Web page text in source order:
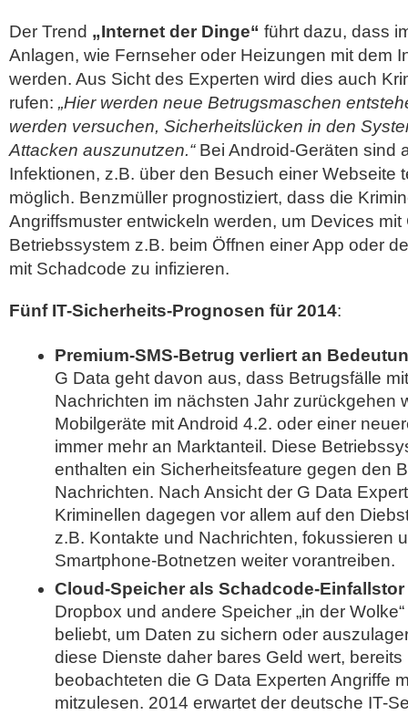
Der Trend „Internet der Dinge“ führt dazu, dass
Anlagen, wie Fernseher oder Heizungen mit dem
werden. Aus Sicht des Experten wird dies auch
rufen: „Hier werden neue Betrugsmaschen
werden versuchen, Sicherheitslücken in den
Attacken auszunutzen.“Bei Android-Geräten sind
Infektionen, z.B. über den Besuch einer Webseite
möglich. Benzmüller prognostiziert, dass die
Angriffsmuster entwickeln werden, um Devices mit
Betriebssystem z.B. beim Öffnen einer App oder
mit Schadcode zu infizieren.
Fünf IT-Sicherheits-Prognosen für 2014:
Premium-SMS-Betrug verliert an
G Data geht davon aus, dass Betrugsfälle
Nachrichten im nächsten Jahr zurückgehen
Mobilgeräte mit Android 4.2. oder einer
immer mehr an Marktanteil. Diese
enthalten ein Sicherheitsfeature gegen den
Nachrichten. Nach Ansicht der G Data
Kriminellen dagegen vor allem auf den
z.B. Kontakte und Nachrichten, fokussieren
Smartphone-Botnetzen weiter vorantreiben.
Cloud-Speicher als Schadcode-Einfallstor
Dropbox und andere Speicher „in der
beliebt, um Daten zu sichern oder
diese Dienste daher bares Geld wert,
beobachteten die G Data Experten Angriffe
mitzulesen. 2014 erwartet der deutsche IT-